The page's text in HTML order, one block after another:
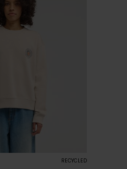
RECYCLED